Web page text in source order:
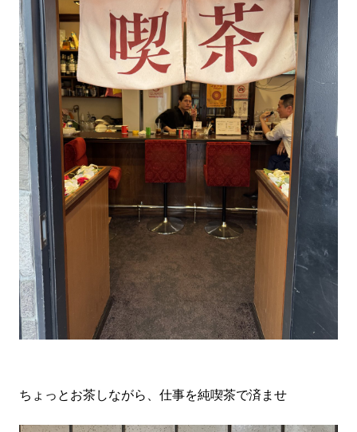
ちょっとお茶しながら、仕事を純喫茶で済ませ